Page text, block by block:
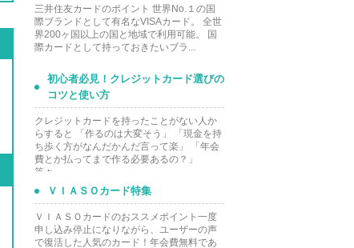
三井住友カードのポイント 世界No.１の国
際ブランドとして有名なVISAカード。 全世
界200ヶ国以上の国と地域で利用可能。 国
際カードとして持っておきたいブラ...
初心者必見！クレジットカード選びの
コツと使い方
クレジットカードを持ったことがない人か
らすると 「作るのは大変そう」 「現金を持
ち歩く方がなんだかんだ言って楽」 「年会
費とか払ってまで作る必要あるの？」
等々...
ＶＩＡＳＯカード特集
ＶＩＡＳＯカードのおススメポイント一度
申し込み停止になりながら、ユーザーの声
で復活した人気のカード！年会費無料であ